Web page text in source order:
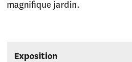
magnifique jardin.
Exposition